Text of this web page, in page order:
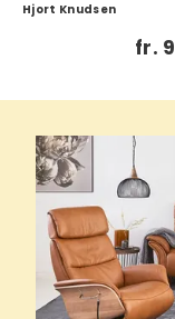
Hjort Knudsen
fr.